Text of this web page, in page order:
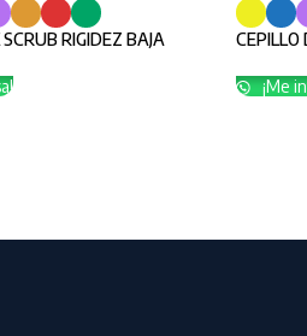
RIGIDEZ BAJA CEPILLO
¡Me